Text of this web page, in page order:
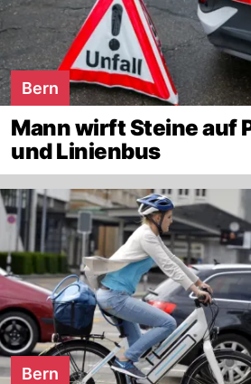
Bern
Mann wirft Steine auf
und Linienbus
Bern